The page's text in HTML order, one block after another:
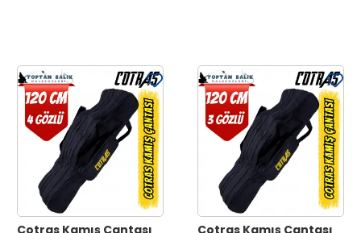
Cotras Kamış Çantası Cotras Kamış Çantası